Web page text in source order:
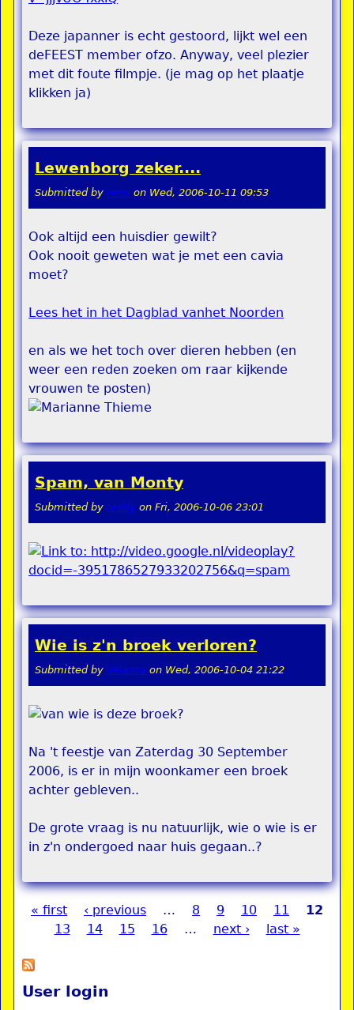
Deze japanner is echt gestoord, lijkt wel een
deFEEST member ofzo. Anyway, veel plezier
met dit foute filmpje. (je mag op het plaatje
klikken ja)
Lewenborg zeker....
Submitted by remi on Wed, 2006-10-11 09:53
Ook altijd een huisdier gewilt?
Ook nooit geweten wat je met een cavia
moet?
Lees het in het Dagblad vanhet Noorden
en als we het toch over dieren hebben (en
weer een reden zoeken om raar kijkende
vrouwen te posten)
Spam, van Monty
Submitted by teddy on Fri, 2006-10-06 23:01
Wie is z'n broek verloren?
Submitted by Velasca on Wed, 2006-10-04 21:22
Na 't feestje van Zaterdag 30 September
2006, is er in mijn woonkamer een broek
achter gebleven..
De grote vraag is nu natuurlijk, wie o wie is er
in z'n ondergoed naar huis gegaan..?
Pages
« first ‹ previous … 8 9 10 11
12
13
14 15 16 … next › last »
User login